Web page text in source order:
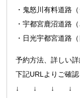
・鬼怒川有料道路
・宇都宮鹿沼道路
・日光宇都宮道路（
予約方法、詳しい
下記URLよりご確認
↓ ↓ ↓ ↓